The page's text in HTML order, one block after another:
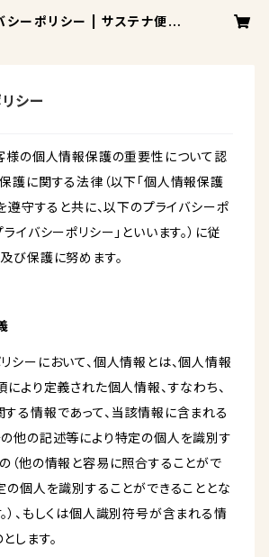
シーポリシー | サステナ便 p
シー
様の個人情報保護の重要性について認
護に関する法律（以下「個人情報保護
を遵守すると共に、以下のプライバシーポ
ライバシーポリシー」といいます。）に従
び保護に努めます。
シーにおいて、個人情報とは、個人情報
より定義された個人情報、すなわち、
る情報であって、当該情報に含まれる
他の記述等により特定の個人を識別す
（他の情報と容易に照合することがで
の個人を識別することができることとな
）、もしくは個人識別符号が含まれる情
します。